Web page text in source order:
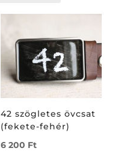
42 szögletes övcsat
(fekete-fehér)
6 200 Ft